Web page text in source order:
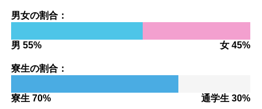
男女の割合：
男 55% 女 45%
寮生の割合：
寮生 70% 通学生 30%